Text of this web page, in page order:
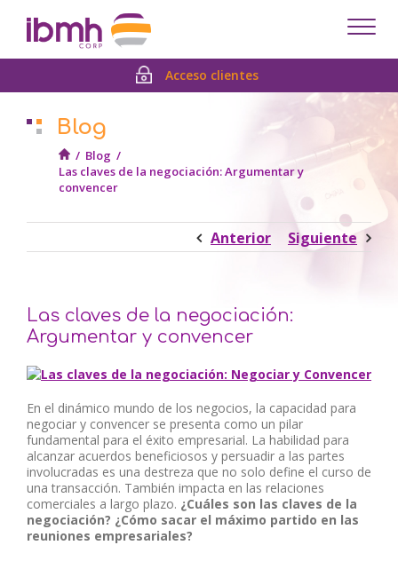
Acceso clientes
Blog
/ Blog /
Las claves de la negociación: Argumentar y
convencer
Anterior Siguiente
Las claves de la negociación:
Argumentar y convencer
En el dinámico mundo de los negocios, la capacidad para
negociar y convencer se presenta como un pilar
fundamental para el éxito empresarial. La habilidad para
alcanzar acuerdos beneficiosos y persuadir a las partes
involucradas es una destreza que no solo define el curso de
una transacción. También impacta en las relaciones
comerciales a largo plazo. ¿Cuáles son las claves de la
negociación? ¿Cómo sacar el máximo partido en las
reuniones empresariales?